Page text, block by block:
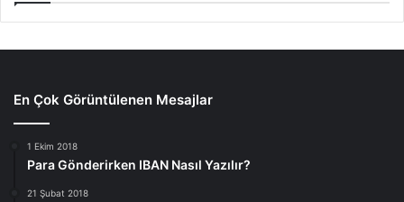
En Çok Görüntülenen Mesajlar
1 Ekim 2018
Para Gönderirken IBAN Nasıl Yazılır?
21 Şubat 2018